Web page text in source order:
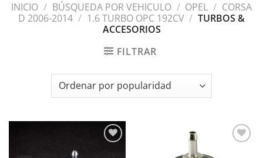
INICIO / BÚSQUEDA POR VEHICULO / OPEL / CORSA
D 2006-2014 / 1.6 TURBO OPC 192CV / TURBOS &
ACCESORIOS
FILTRAR